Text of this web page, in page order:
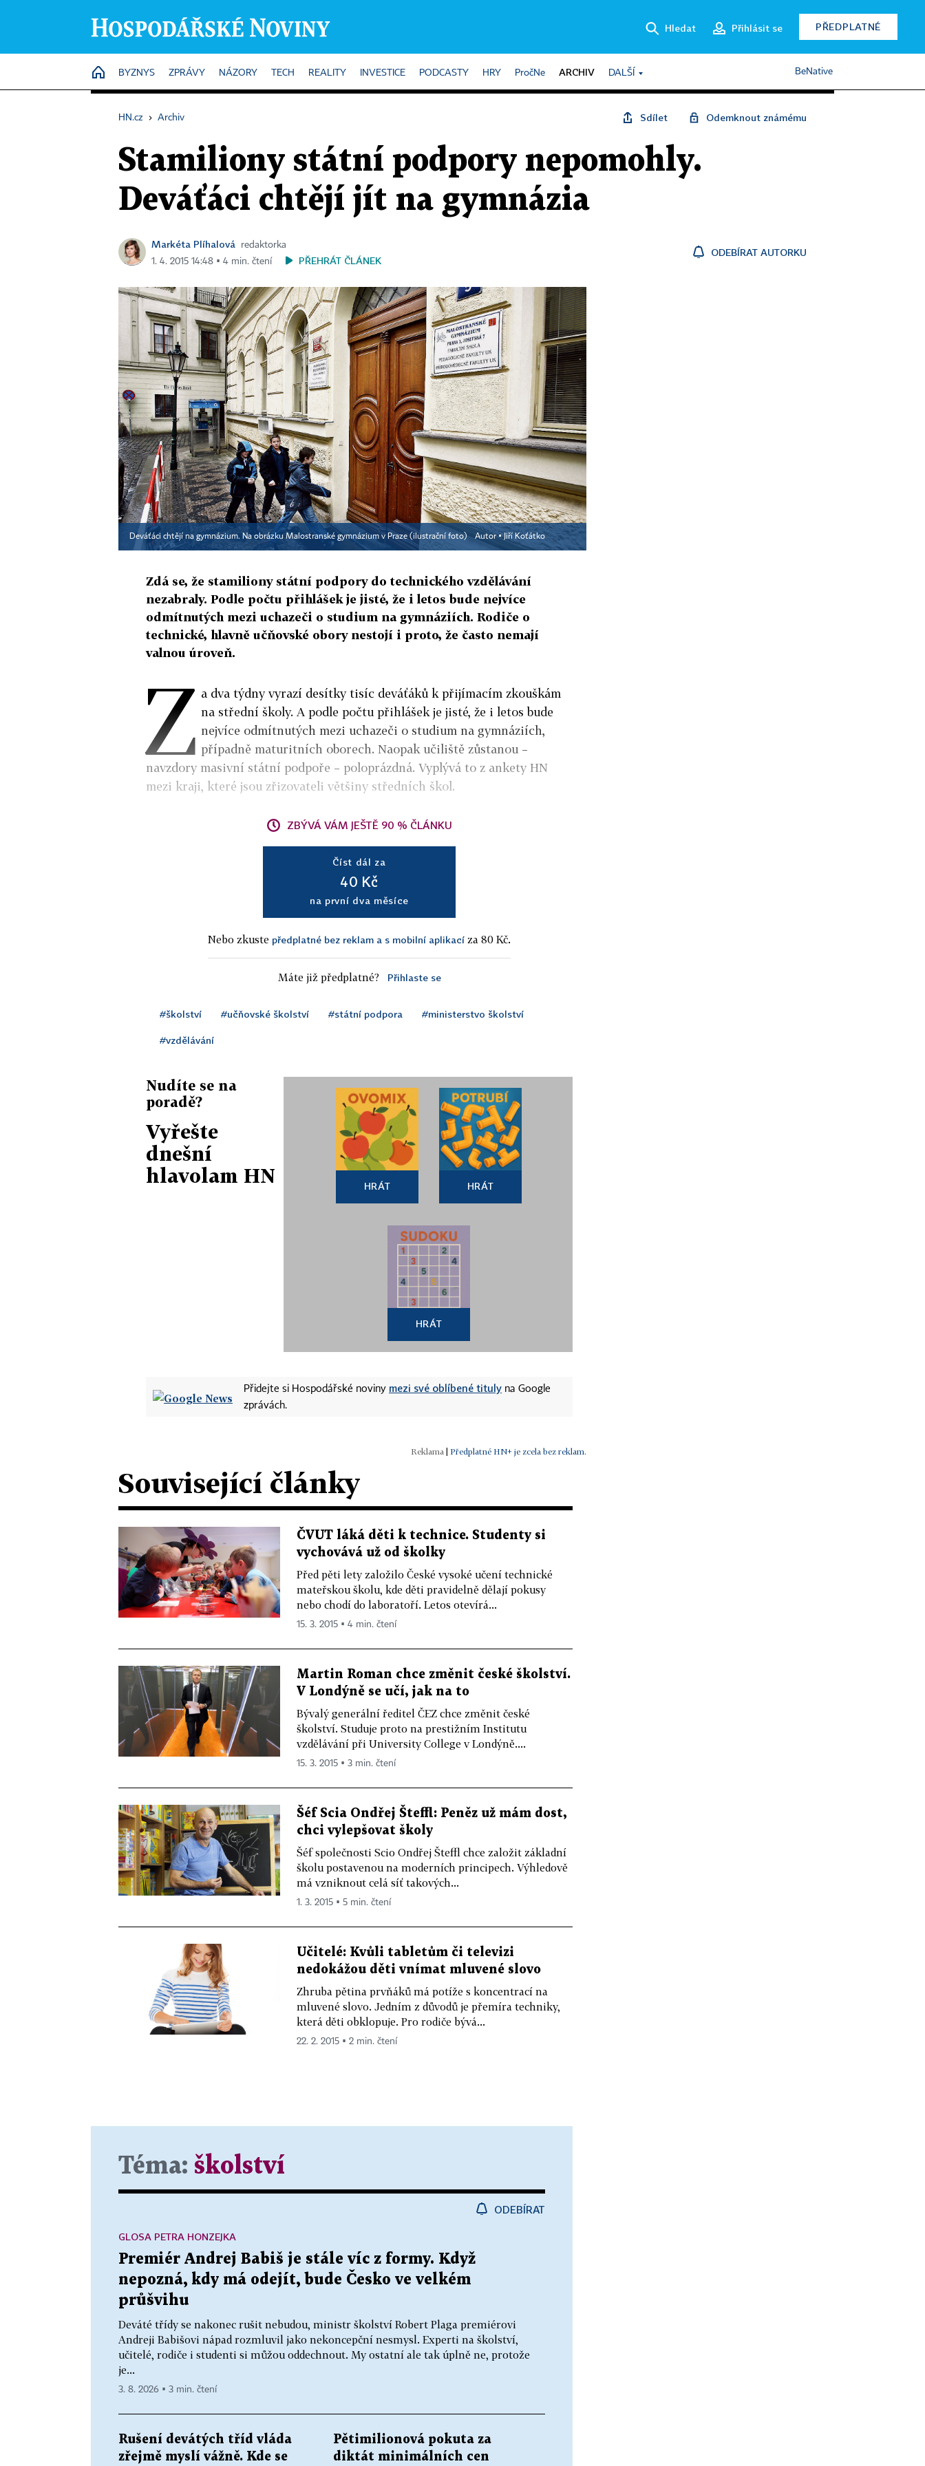
Hledat Přihlásit se PŘEDPLATNÉ
HOME
BYZNYS ZPRÁVY NÁZORY TECH REALITY INVESTICE PODCASTY HRY PročNe ARCHIV DALŠÍ BeNative
HN.cz › Archiv Sdílet Odemknout známému
Stamiliony státní podpory nepomohly.
Deváťáci chtějí jít na gymnázia
Markéta Plíhalová
redaktorka
1. 4. 2015 14:48 ▪ 4 min. čtení
PŘEHRÁT ČLÁNEK
ODEBÍRAT AUTORKU
Deváťáci chtějí na gymnázium. Na obrázku Malostranské gymnázium v Praze (ilustrační foto) Autor ▪Jiří Koťátko
Zdá se, že stamiliony státní podpory do technického vzdělávání
nezabraly. Podle počtu přihlášek je jisté, že i letos bude nejvíce
odmítnutých mezi uchazeči o studium na gymnáziích. Rodiče o
technické, hlavně učňovské obory nestojí i proto, že často nemají
valnou úroveň.
Z a dva týdny vyrazí desítky tisíc deváťáků k přijímacím zkouškám
na střední školy. A podle počtu přihlášek je jisté, že i letos bude
nejvíce odmítnutých mezi uchazeči o studium na gymnáziích,
případně maturitních oborech. Naopak učiliště zůstanou –
navzdory masivní státní podpoře – poloprázdná. Vyplývá to z ankety HN
mezi kraji, které jsou zřizovateli většiny středních škol.
ZBÝVÁ VÁM JEŠTĚ 90 % ČLÁNKU
Číst dál za
40 Kč
na první dva měsíce
Nebo zkuste předplatné bez reklam a s mobilní aplikací za 80 Kč.
Máte již předplatné? Přihlaste se
#školství #učňovské školství #státní podpora #ministerstvo školství
#vzdělávání
Nudíte se na
poradě?
Vyřešte
dnešní
hlavolam HN
HRÁT HRÁT
HRÁT
Přidejte si Hospodářské noviny mezi své oblíbené tituly na Google
zprávách.
| Předplatné HN+ je zcela bez reklam.
Související články
ČVUT láká děti k technice. Studenty si
vychovává už od školky
Před pěti lety založilo České vysoké učení technické
mateřskou školu, kde děti pravidelně dělají pokusy
nebo chodí do laboratoří. Letos otevírá...
15. 3. 2015 ▪ 4 min. čtení
Martin Roman chce změnit české školství.
V Londýně se učí, jak na to
Bývalý generální ředitel ČEZ chce změnit české
školství. Studuje proto na prestižním Institutu
vzdělávání při University College v Londýně....
15. 3. 2015 ▪ 3 min. čtení
Šéf Scia Ondřej Šteffl: Peněz už mám dost,
chci vylepšovat školy
Šéf společnosti Scio Ondřej Šteffl chce založit základní
školu postavenou na moderních principech. Výhledově
má vzniknout celá síť takových...
1. 3. 2015 ▪ 5 min. čtení
Učitelé: Kvůli tabletům či televizi
nedokážou děti vnímat mluvené slovo
Zhruba pětina prvňáků má potíže s koncentrací na
mluvené slovo. Jedním z důvodů je přemíra techniky,
která děti obklopuje. Pro rodiče bývá...
22. 2. 2015 ▪ 2 min. čtení
Téma: školství
ODEBÍRAT
Premiér Andrej Babiš je stále víc z formy. Když
nepozná, kdy má odejít, bude Česko ve velkém
průšvihu
Deváté třídy se nakonec rušit nebudou, ministr školství Robert Plaga premiérovi
Andreji Babišovi nápad rozmluvil jako nekoncepční nesmysl. Experti na školství,
učitelé, rodiče i studenti si můžou oddechnout. My ostatní ale tak úplně ne, protože
je...
GLOSA PETRA HONZEJKA
3. 8. 2026 ▪ 3 min. čtení
Rušení devátých tříd vláda
zřejmě myslí vážně. Kde se
Pětimilionová pokuta za
diktát minimálních cen